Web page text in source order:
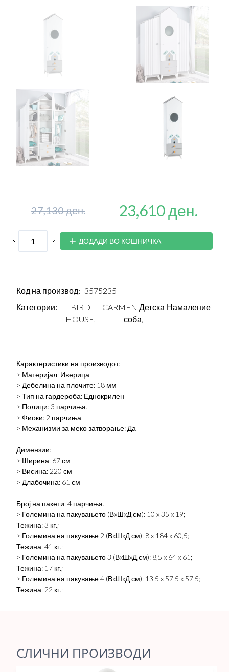
27,130 ден. 23,610 ден.
ДОДАДИ ВО КОШНИЧКА
Код на производ: 3575235
Категории:
BIRD
HOUSE,
CARMEN Детска
соба,
Намаление
Карактеристики на производот:
> Материјал: Иверица
> Дебелина на плочите: 18 мм
> Тип на гардероба: Еднокрилен
> Полици: 3 парчиња.
> Фиоки: 2 парчиња.
> Механизми за меко затворање: Да
Димензии:
> Ширина: 67 см
> Висина: 220 см
> Длабочина: 61 см
Број на пакети: 4 парчиња.
> Големина на пакувањето (ВxШxД см): 10 x 35 x 19;
Тежина: 3 кг.;
> Големина на пакување 2 (ВxШxД см): 8 x 184 x 60,5;
Тежина: 41 кг.;
> Големина на пакувањето 3 (ВxШxД см): 8,5 x 64 x 61;
Тежина: 17 кг.;
> Големина на пакување 4 (ВxШxД см): 13,5 x 57,5 x 57,5;
Тежина: 22 кг.;
СЛИЧНИ ПРОИЗВОДИ